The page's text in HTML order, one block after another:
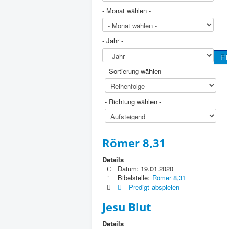
- Monat wählen -
- Jahr -
- Sortierung wählen -
- Richtung wählen -
Römer 8,31
Details
Datum: 19.01.2020
Bibelstelle: Römer 8,31
Predigt abspielen
Jesu Blut
Details